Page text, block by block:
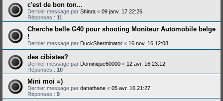
c'est de bon ton...
Dernier message par Shinra « 09 janv. 17 22:26
Réponses : 11
Cherche belle G40 pour shooting Moniteur Automobile belge
!
Dernier message par DuckSherminator « 16 nov. 16 12:08
des cibistes?
Dernier message par Dominique60000 « 12 avr. 16 23:12
Réponses : 10
Mini moi =)
Dernier message par danathane « 05 avr. 16 21:27
Réponses : 9